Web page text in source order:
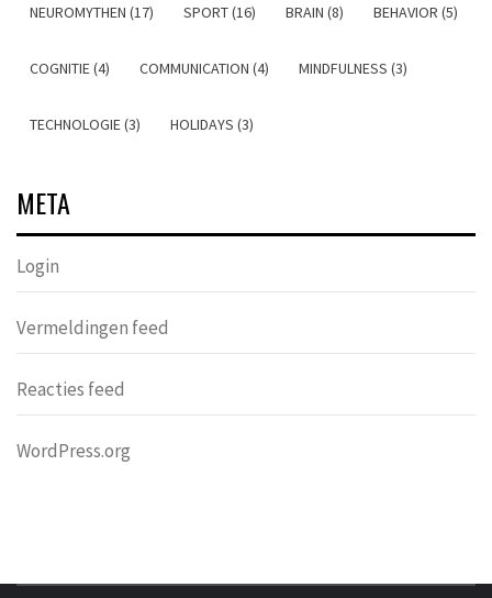
NEUROMYTHEN (17) SPORT (16) BRAIN (8) BEHAVIOR (5)
COGNITIE (4) COMMUNICATION (4) MINDFULNESS (3)
TECHNOLOGIE (3) HOLIDAYS (3)
META
Login
Vermeldingen feed
Reacties feed
WordPress.org